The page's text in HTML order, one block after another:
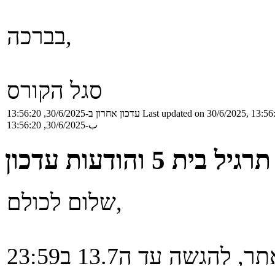
בברכה,
סגל הקורס
עדכון אחרון ב-30/6/2025, 13:56:20 Last updated on 30/6/2025,
ب-30/6/2025, 13:56:20
תרגיל בית 5 והודעות עדכון
שלום לכולם,